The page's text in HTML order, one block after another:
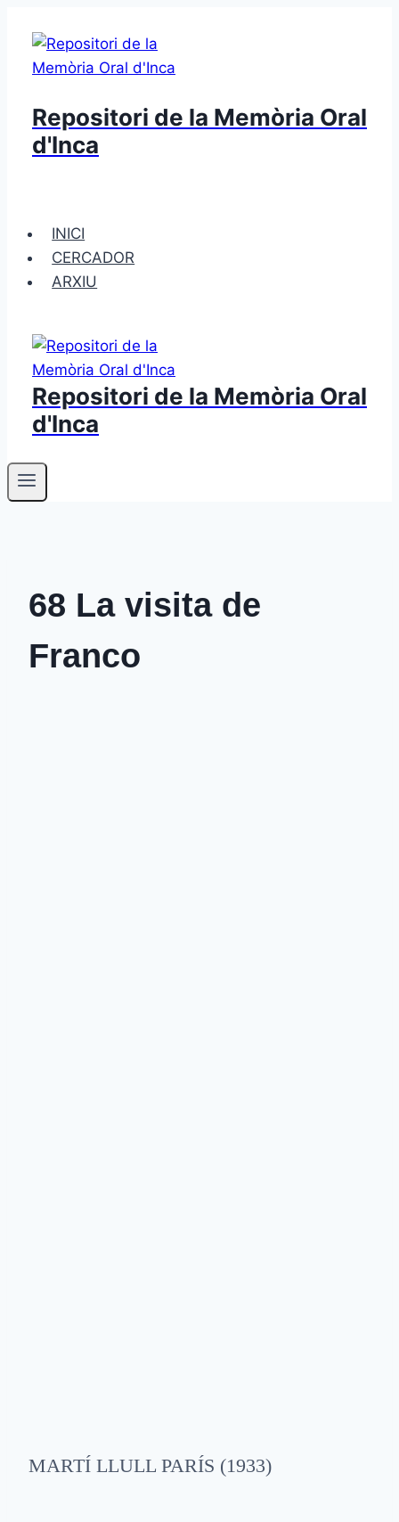
contenido
Repositori de la Memòria Oral
d'Inca
INICI
CERCADOR
ARXIU
Repositori de la Memòria Oral
d'Inca
68 La visita de
Franco
MARTÍ LLULL PARÍS (1933)